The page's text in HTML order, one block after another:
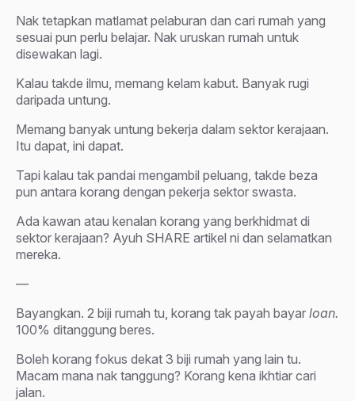
Nak tetapkan matlamat pelaburan dan cari rumah yang
sesuai pun perlu belajar. Nak uruskan rumah untuk
disewakan lagi.
Kalau takde ilmu, memang kelam kabut. Banyak rugi
daripada untung.
Memang banyak untung bekerja dalam sektor kerajaan.
Itu dapat, ini dapat.
Tapi kalau tak pandai mengambil peluang, takde beza
pun antara korang dengan pekerja sektor swasta.
Ada kawan atau kenalan korang yang berkhidmat di
sektor kerajaan? Ayuh SHARE artikel ni dan selamatkan
mereka.
—
Bayangkan. 2 biji rumah tu, korang tak payah bayar loan.
100% ditanggung beres.
Boleh korang fokus dekat 3 biji rumah yang lain tu.
Macam mana nak tanggung? Korang kena ikhtiar cari
jalan.